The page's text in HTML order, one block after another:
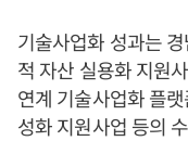
기술사업화 성과는
적 자산 실용화 지원
연계 기술사업화 플
성화 지원사업 등의